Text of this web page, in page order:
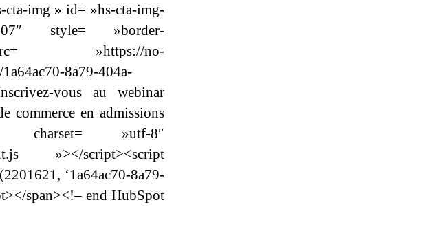
cta-img » id= »hs-cta-img-
style= »border-
»https://no-
8a79-404a-
vous au webinar
commerce en admissions
charset= »utf-8″
»></script><script
‘1a64ac70-8a79-
span><!– end HubSpot